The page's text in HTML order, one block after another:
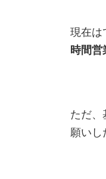
現在は
時間営
ただ、
願いし